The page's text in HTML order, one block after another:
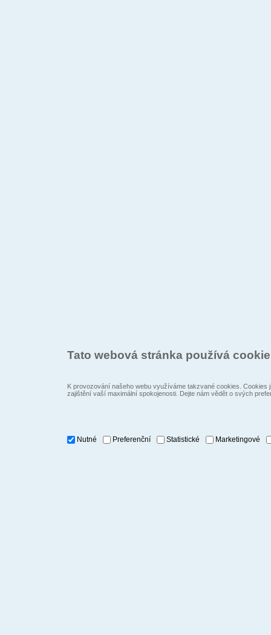
Tato webová stránka používá
K provozování našeho webu využíváme takzvané cookies.
zajištění vaší maximální spokojenosti. Dejte nám vědět o svých
Nutné Preferenční Statistické Marketingové